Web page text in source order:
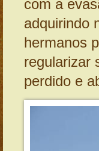
com a
adquirindo
hermanos
regularizar
perdido e